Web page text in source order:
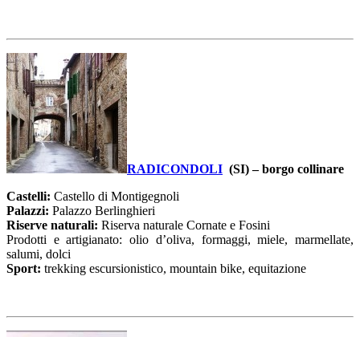
RADICONDOLI (SI) – borgo collinare
Castelli: Castello di Montigegnoli
Palazzi: Palazzo Berlinghieri
Riserve naturali: Riserva naturale Cornate e Fosini
Prodotti e artigianato: olio d’oliva, formaggi, miele, marmellate,
salumi, dolci
Sport: trekking escursionistico, mountain bike, equitazione